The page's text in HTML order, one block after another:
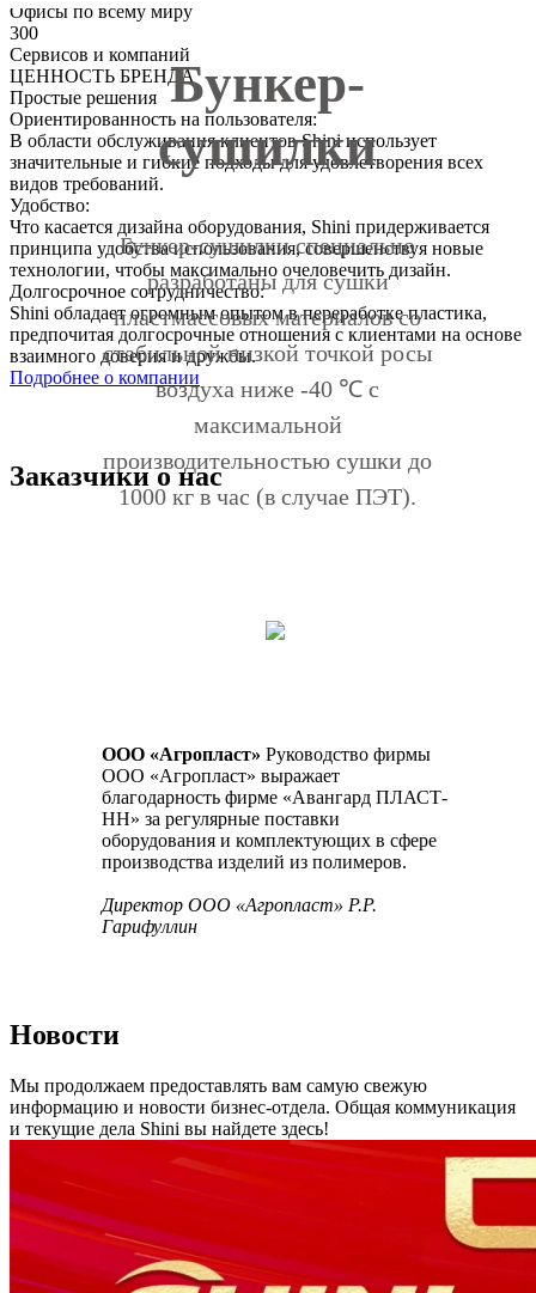
Бункер-
сушилки
Бункер-сушилки специально
разработаны для сушки
пластмассовых материалов со
стабильной низкой точкой росы
воздуха ниже -40 ℃ с
максимальной
производительностью сушки до
1000 кг в час (в случае ПЭТ).
Офисы по всему миру
300
Сервисов и компаний
ЦЕННОСТЬ БРЕНДА
Простые решения
Ориентированность на пользователя:
В области обслуживания клиентов Shini использует
значительные и гибкие подходы для удовлетворения всех
видов требований.
Удобство:
Что касается дизайна оборудования, Shini придерживается
принципа удобства использования, совершенствуя новые
технологии, чтобы максимально очеловечить дизайн.
Долгосрочное сотрудничество:
Shini обладает огромным опытом в переработке пластика,
предпочитая долгосрочные отношения с клиентами на основе
взаимного доверия и дружбы.
Подробнее о компании
Заказчики о нас
ООО «Агропласт» Руководство фирмы
ООО «Агропласт» выражает
благодарность фирме «Авангард ПЛАСТ-
НН» за регулярные поставки
оборудования и комплектующих в сфере
производства изделий из полимеров.
Директор ООО «Агропласт» Р.Р.
Гарифуллин
Новости
Мы продолжаем предоставлять вам самую свежую
информацию и новости бизнес-отдела. Общая коммуникация
и текущие дела Shini вы найдете здесь!